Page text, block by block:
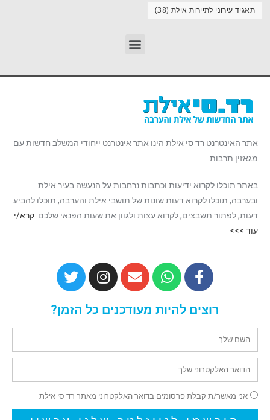
תאגיד עירוני לתיירות אילת (38)
אתר האינטרנט רד סי אילת הינו אתר אינטרנט ייחודי המשלב חדשות עם
מגאזין תרבות.
באתר תוכלו לקרוא ידיעות וכתבות נרחבות על הנעשה בעיר אילת
ובערבה, תוכלו לקרוא דעות שונות של תושבי אילת והערבה, תוכלו להביע
דעות, לפתור תשבצים, לקרוא עצות ולגוון את שעות הפנאי שלכם. קרא/י
עוד >>>
רוצים להיות מעודכנים כל הזמן?
אני מאשר/ת קבלת פרסומים בדואר האלקטרוני מאתר רד סי אילת